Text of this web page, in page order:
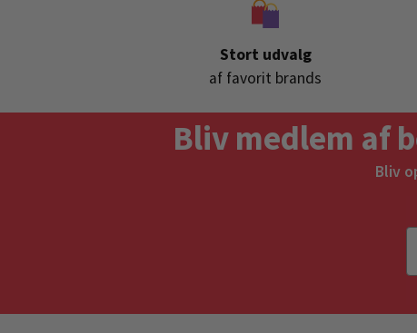
Stort udvalg
af favorit brands
Bliv medlem af
Bliv